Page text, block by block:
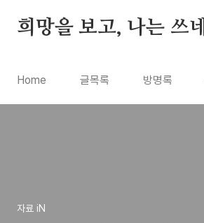
희망을 보고, 나는 쓰네
Home 글목록 방명록
자료 iN